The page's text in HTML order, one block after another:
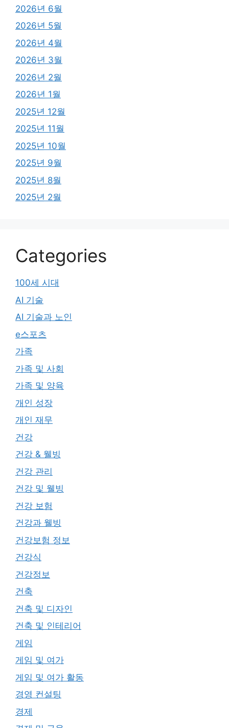
2026년 6월
2026년 5월
2026년 4월
2026년 3월
2026년 2월
2026년 1월
2025년 12월
2025년 11월
2025년 10월
2025년 9월
2025년 8월
2025년 2월
Categories
100세 시대
AI 기술
AI 기술과 노인
e스포츠
가족
가족 및 사회
가족 및 양육
개인 성장
개인 재무
건강
건강 & 웰빙
건강 관리
건강 및 웰빙
건강 보험
건강과 웰빙
건강보험 정보
건강식
건강정보
건축
건축 및 디자인
건축 및 인테리어
게임
게임 및 여가
게임 및 여가 활동
경영 컨설팅
경제